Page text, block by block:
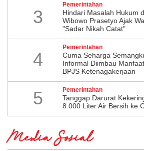
3
Pemerintahan
Hindari Masalah Hukum
Wibowo Prasetyo Ajak
"Sadar Nikah Catat"
4
Pemerintahan
Cuma Seharga
Informal Diimbau
BPJS Ketenagakerjaan
5 Pemerintahan
Tanggap Darurat
8.000 Liter Air Bersih ke
Media Sosial